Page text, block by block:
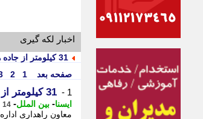
اخبار لکه گیری
31 کیلومتر از جاده های خراسان شمالی ترمیم شد
صفحه بعد
1
2
1 - 31 کیلومتر از جاده های خراسان شمالی ترمیم شد
ایسنا- بین الملل- 14 ساعت پیش - چهارشنبه 14 مرداد 1405، 14:10